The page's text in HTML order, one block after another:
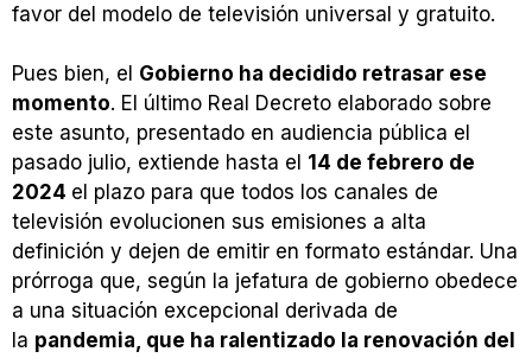
favor del modelo de televisión universal y gratuito.
Pues bien, el Gobierno ha decidido retrasar ese
momento. El último Real Decreto elaborado sobre
este asunto, presentado en audiencia pública el
pasado julio, extiende hasta el 14 de febrero de
2024 el plazo para que todos los canales de
televisión evolucionen sus emisiones a alta
definición y dejen de emitir en formato estándar. Una
prórroga que, según la jefatura de gobierno obedece
a una situación excepcional derivada de
la pandemia, que ha ralentizado la renovación del